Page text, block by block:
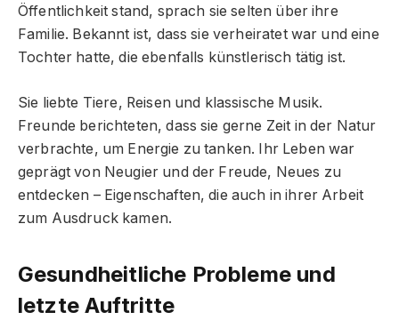
Öffentlichkeit stand, sprach sie selten über ihre
Familie. Bekannt ist, dass sie verheiratet war und eine
Tochter hatte, die ebenfalls künstlerisch tätig ist.
Sie liebte Tiere, Reisen und klassische Musik.
Freunde berichteten, dass sie gerne Zeit in der Natur
verbrachte, um Energie zu tanken. Ihr Leben war
geprägt von Neugier und der Freude, Neues zu
entdecken – Eigenschaften, die auch in ihrer Arbeit
zum Ausdruck kamen.
Gesundheitliche Probleme und
letzte Auftritte